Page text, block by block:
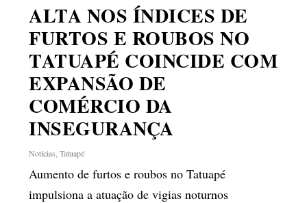
ALTA NOS ÍNDICES DE
FURTOS E ROUBOS NO
TATUAPÉ COINCIDE COM
EXPANSÃO DE
COMÉRCIO DA
INSEGURANÇA
Notícias ,Tatuapé
Aumento de furtos e roubos no Tatuapé
impulsiona a atuação de vigias noturnos